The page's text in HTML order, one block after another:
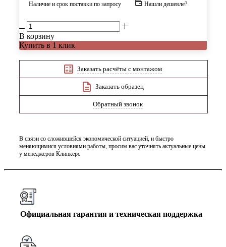
Наличие и срок поставки по запросу Нашли дешевле?
В корзину
Купить в 1 клик
Заказать расчёты с монтажом
Заказать образец
Обратный звонок
В связи со сложившейся экономической ситуацией, и быстро
меняющимися условиями работы, просим вас уточнять актуальные цены
у менеджеров Клинкерс
Официальная гарантия и техническая поддержка